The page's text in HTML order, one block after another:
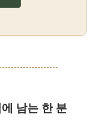
남는 한 분